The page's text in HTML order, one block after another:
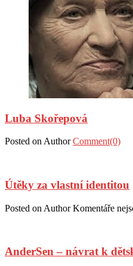
Luba Skořepová
Posted on Author Comment(0)
Útěky za vlastní identitou
Posted on Author Komentáře
AnderSen – návrat k